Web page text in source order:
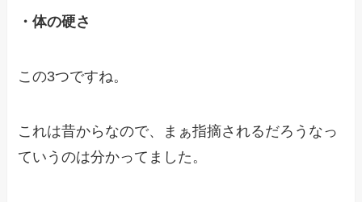
・体の硬さ
この3つですね。
これは昔からなので、まぁ指摘されるだろうなっ
ていうのは分かってました。